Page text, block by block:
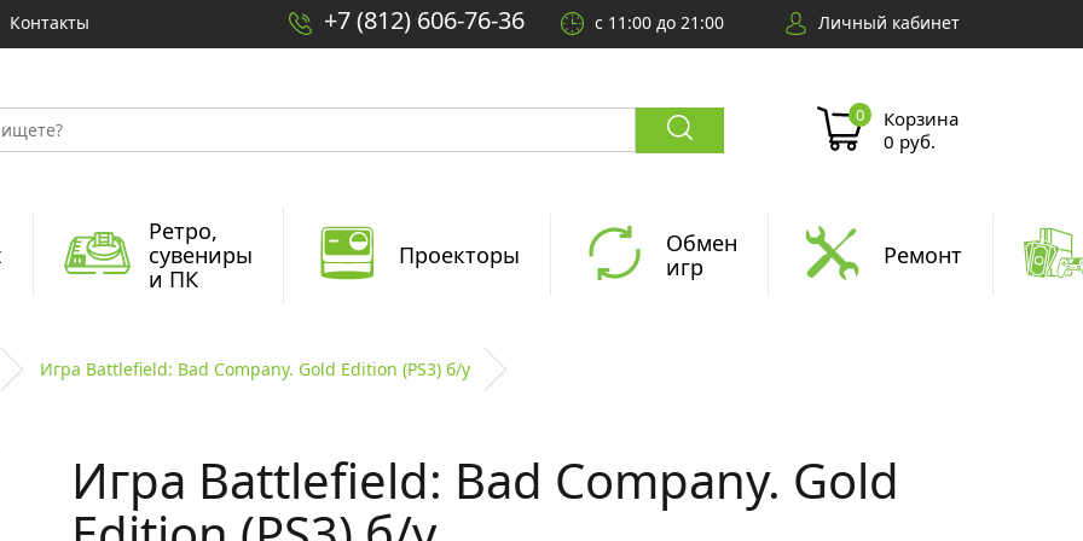
Контакты +7 (812) 606-76-36 с 11:00 до 21:00 Личный кабинет
Корзина
0 руб.
Ретро,
сувениры
и ПК
Проекторы
Обмен
игр
Ремонт
Игра Battlefield: Bad Company. Gold Edition (PS3) б/у
Игра Battlefield: Bad Company. Gold